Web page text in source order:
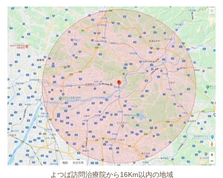
よつば訪問治療院から16Km以内の地域